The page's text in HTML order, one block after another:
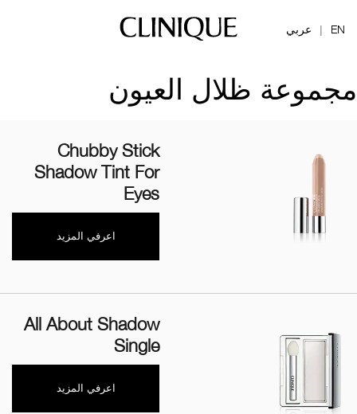
EN
| عربي
مجموعة ظلال العيون
Chubby Stick
Shadow Tint For
Eyes
اعرفي المزيد
All About Shadow
Single
اعرفي المزيد